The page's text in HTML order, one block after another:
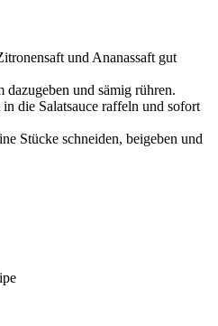
und Ananassaft gut
dazugeben und sämig rühren.
die Salatsauce raffeln und sofort
Stücke schneiden, beigeben und